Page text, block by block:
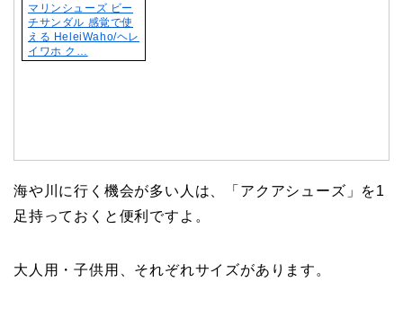
マリンシューズ ビー
チサンダル 感覚で使
える HeleiWaho/ヘレ
イワホ ク…
海や川に行く機会が多い人は、「アクアシューズ」を1
足持っておくと便利ですよ。
大人用・子供用、それぞれサイズがあります。